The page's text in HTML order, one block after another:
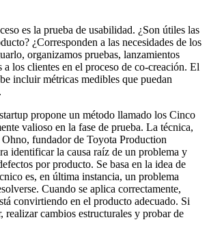
es la prueba de usabilidad. ¿Son útiles las
¿Corresponden a las necesidades de los
organizamos pruebas, lanzamientos
los clientes en el proceso de co-creación. El
incluir métricas medibles que puedan
propone un método llamado los Cinco
valioso en la fase de prueba. La técnica,
fundador de Toyota Production
identificar la causa raíz de un problema y
por producto. Se basa en la idea de
es, en última instancia, un problema
Cuando se aplica correctamente,
convirtiendo en el producto adecuado. Si
realizar cambios estructurales y probar de